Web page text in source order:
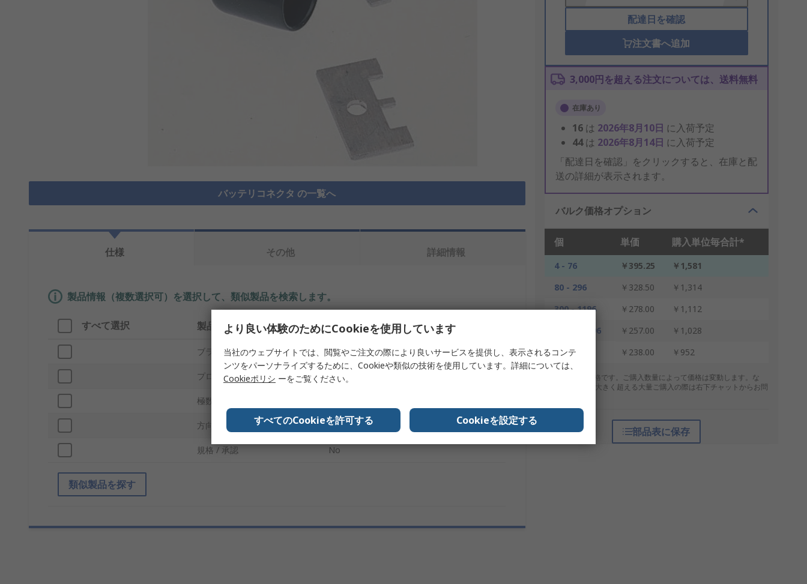
バッテリコネクタ の一覧へ
配達日を確認
注文書へ追加
3,000円を超える注文については、送料無料
在庫あり
16 は 2026年8月10日 に入荷予定
44は 2026年8月14日 に入荷予定
「配達日を確認」をクリックすると、在庫と配
送の詳細が表示されます。
バルク価格オプション
個 単価 購入単位毎合計*
4 - 76 ￥395.25
￥1,581
80 - 296
￥328.50
￥1,314
300 - 1196
￥278.00
￥1,112
1200 - 2396
￥257.00
￥1,028
2400 +
￥238.00 ￥952
* 表示は参考価格です。ご購入数量によって価格は変動します。な
お、上記数量を大きく超える大量ご購入の際は右下チャットからお問
部品表に保存
仕様 その他 詳細情報
製品情報（複数選択可）を選択して、類似製品を検索します。
すべて選択 製品情報 内容
ブランド Anderson Power Products
プロダクトタイプ バッテリコネクタ
極数
方向 ペンタイプナイフ
規格 / 承認 No
類似製品を探す
より良い体験のためにCookieを使用しています
当社のウェブサイトでは、閲覧やご注文の際により良いサービスを提供し、表示されるコンテ
ンツをパーソナライズするために、Cookieや類似の技術を使用しています。詳細については、
Cookieポリシ ーをご覧ください。
すべてのCookieを許可する Cookieを設定する